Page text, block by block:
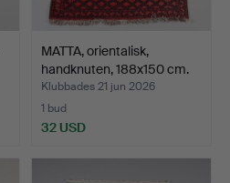
MATTA, orientalisk,
handknuten, 188x150 cm.
Klubbades 21 jun 2026
1 bud
32 USD